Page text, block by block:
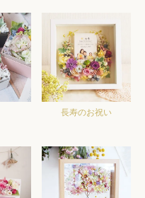
長寿のお祝い